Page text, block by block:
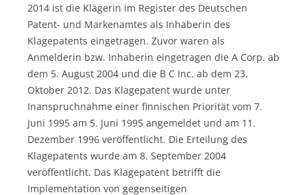
2014 ist die Klägerin im Register des Deutschen
Patent- und Markenamtes als Inhaberin des
Klagepatents eingetragen. Zuvor waren als
Anmelderin bzw. Inhaberin eingetragen die A Corp. ab
dem 5. August 2004 und die B C Inc. ab dem 23.
Oktober 2012. Das Klagepatent wurde unter
Inanspruchnahme einer finnischen Priorität vom 7.
Juni 1995 am 5. Juni 1995 angemeldet und am 11.
Dezember 1996 veröffentlicht. Die Erteilung des
Klagepatents wurde am 8. September 2004
veröffentlicht. Das Klagepatent betrifft die
Implementation von gegenseitigen